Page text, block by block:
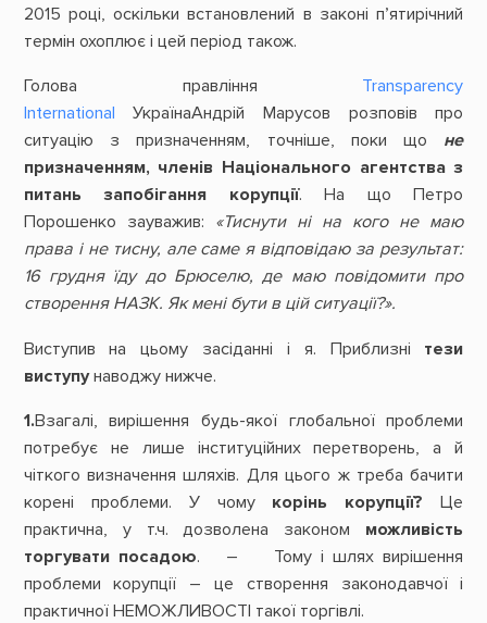
2015 році, оскільки встановлений в законі п’ятирічний
термін охоплює і цей період також.
Голова правління Transparency
International УкраїнаАндрій Марусов розповів про
ситуацію з призначенням, точніше, поки що не
призначенням, членів Національного агентства з
питань запобігання корупції. На що Петро
Порошенко зауважив: «Тиснути ні на кого не маю
права і не тисну, але саме я відповідаю за результат:
16 грудня їду до Брюселю, де маю повідомити про
створення НАЗК. Як мені бути в цій ситуації?».
Виступив на цьому засіданні і я. Приблизні тези
виступунаводжу нижче.
1.Взагалі, вирішення будь-якої глобальної проблеми
потребує не лише інституційних перетворень, а й
чіткого визначення шляхів. Для цього ж треба бачити
корені проблеми. У чому корінь корупції? Це
практична, у т.ч. дозволена законом можливість
торгувати посадою. – Тому і шлях вирішення
проблеми корупції – це створення законодавчої і
практичної НЕМОЖЛИВОСТІ такої торгівлі.